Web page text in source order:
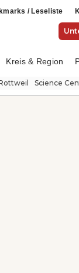
/ Leseliste
Kreis & Region
Science